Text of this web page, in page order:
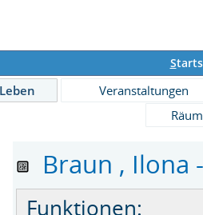
S
Veranstaltungen
Braun , Ilona
Funktionen: